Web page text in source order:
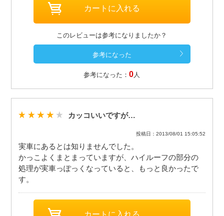
このレビューは参考になりましたか？
参考になった：0人
カッコいいですが…
投稿日：2013/08/01 15:05:52
実車にあるとは知りませんでした。
かっこよくまとまっていますが、ハイルーフの部分の
処理が実車っぽっくなっていると、もっと良かったで
す。